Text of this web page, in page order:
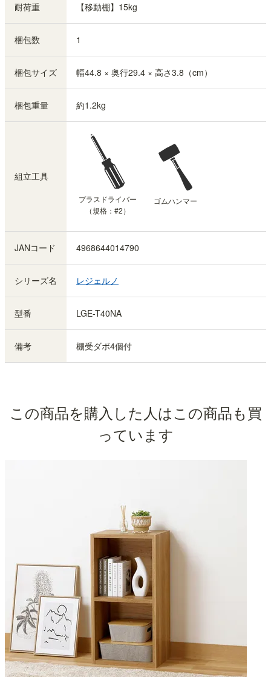
耐荷重 【移動棚】15kg
梱包数 1
梱包サイズ 幅44.8 × 奥行29.4 × 高さ3.8（cm）
梱包重量 約1.2kg
組立工具
プラスドライバー
（規格：#2）
ゴムハンマー
JANコード 4968644014790
シリーズ名 レジェルノ
型番 LGE-T40NA
備考 棚受ダボ4個付
この商品を購入した人はこの商品も買
っています